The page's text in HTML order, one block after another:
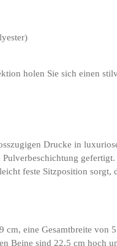
holen Sie sich einen
Drucke in
feste Sitzposition
cm, eine Gesamtbreite
Beine sind 22,5 cm hoch